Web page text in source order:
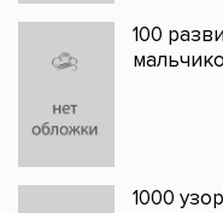
100
1000